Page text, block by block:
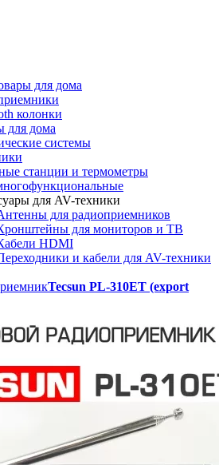
для дома
колонки
для дома
системы
станции и термометры
для AV-техники
для радиоприемников
для мониторов и ТВ
HDMI
и кабели для AV-техники
Tecsun PL-310ET (export